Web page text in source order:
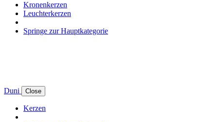
Kronenkerzen
Leuchterkerzen
Springe zur Hauptkategorie
Duni Close
Kerzen